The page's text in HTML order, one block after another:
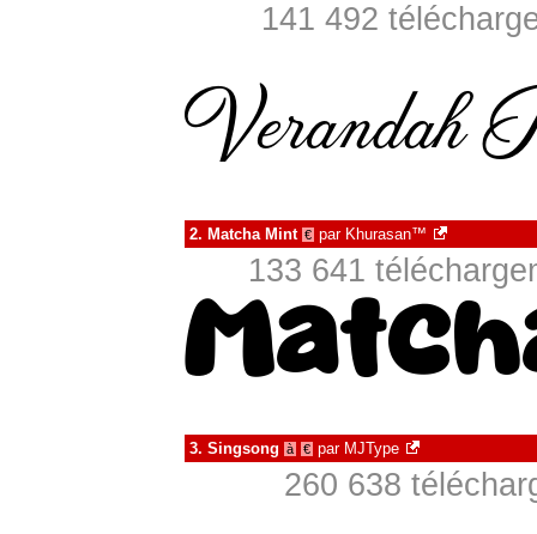
141 492
2. Matcha Mint € par Khurasan™
133 641
3. Singsong à € par MJType
260 638